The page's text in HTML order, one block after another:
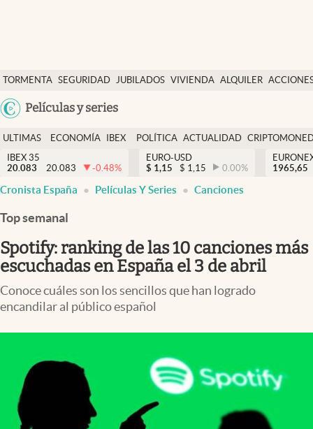
TORMENTA SEGURIDAD JUBILADOS VIVIENDA ALQUILER
USA
Películas y series
Economía y finanzas
Política
Actualidad
Criptomonedas
España
ULTIMAS
NOTICIAS
ECONOMÍA
FINANZAS
IBEX
EURO
POLÍTICA ACTUALIDAD
IBEX 35
20.083
20.083 -0.48%
EURO-USD
$ 1,15 $ 1,15 0.00%
1965,65
Cronista España Películas Y Series Canciones
Top semanal
Spotify: ranking de las 10 canciones más
escuchadas en España el 3 de abril
Conoce cuáles son los sencillos que han logrado
encandilar al público español